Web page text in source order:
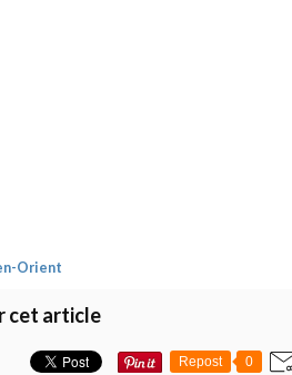
Orient
cet article
Repost 0